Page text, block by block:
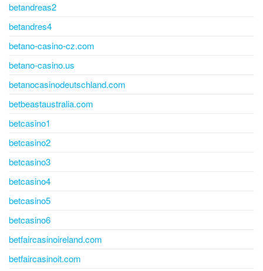
betandreas2
betandres4
betano-casino-cz.com
betano-casino.us
betanocasinodeutschland.com
betbeastaustralia.com
betcasino1
betcasino2
betcasino3
betcasino4
betcasino5
betcasino6
betfaircasinoireland.com
betfaircasinoit.com